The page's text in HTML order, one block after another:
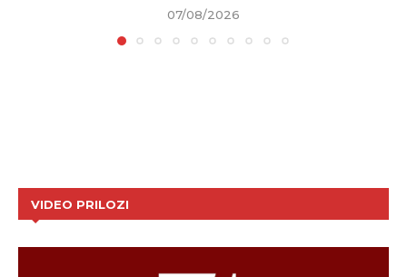
07/08/2026
VIDEO PRILOZI